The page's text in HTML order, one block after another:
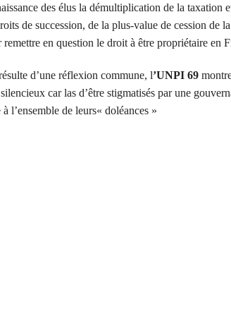
des élus la démultiplication de la taxation
de succession, de la plus-value de cession de la
en question le droit à être propriétaire en
d’une réflexion commune, l’UNPI 69
car las d’être stigmatisés par une
l’ensemble de leurs« doléances »